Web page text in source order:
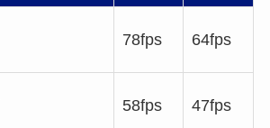
78fps 64fps
58fps 47fps